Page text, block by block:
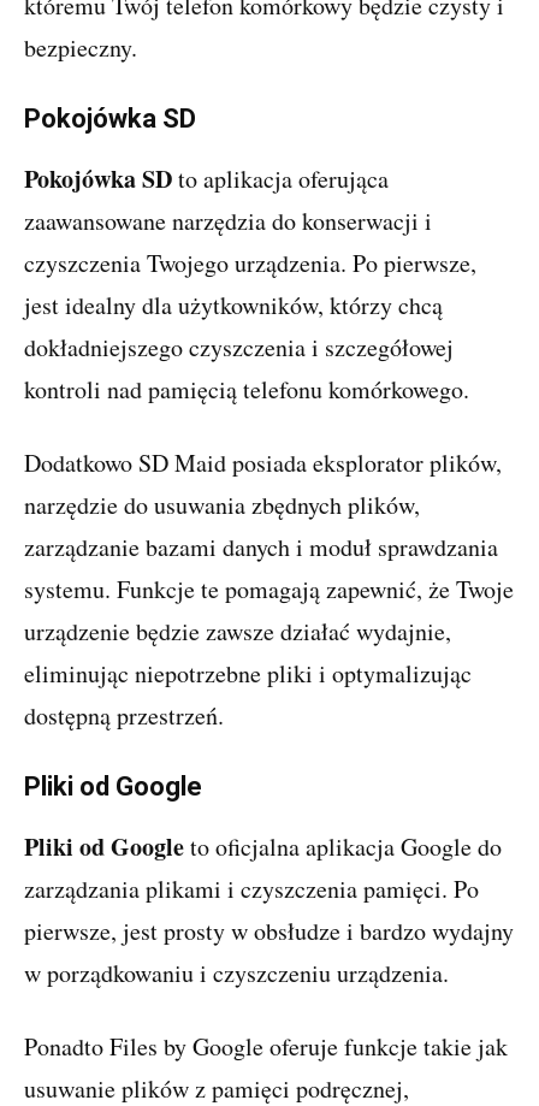
bezpieczny.
Pokojówka SD
Pokojówka SDto aplikacja oferująca
zaawansowane narzędzia do konserwacji i
czyszczenia Twojego urządzenia. Po pierwsze,
jest idealny dla użytkowników, którzy chcą
dokładniejszego czyszczenia i szczegółowej
kontroli nad pamięcią telefonu komórkowego.
Dodatkowo SD Maid posiada eksplorator plików,
narzędzie do usuwania zbędnych plików,
zarządzanie bazami danych i moduł sprawdzania
systemu. Funkcje te pomagają zapewnić, że Twoje
urządzenie będzie zawsze działać wydajnie,
eliminując niepotrzebne pliki i optymalizując
dostępną przestrzeń.
Pliki od Google
Pliki od Googleto oficjalna aplikacja Google do
zarządzania plikami i czyszczenia pamięci. Po
pierwsze, jest prosty w obsłudze i bardzo wydajny
w porządkowaniu i czyszczeniu urządzenia.
Ponadto Files by Google oferuje funkcje takie jak
usuwanie plików z pamięci podręcznej,